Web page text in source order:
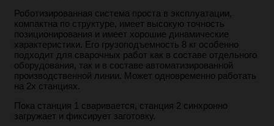
Роботизированная система проста в эксплуатации,
компактна по структуре, имеет высокую точность
позиционирования и имеет хорошие динамические
характеристики. Его грузоподъемность 8 кг особенно
подходит для сварочных работ как в составе отдельного
оборудования, так и в составе автоматизированной
производственной линии. Может одновременно работать
на 2х станциях.
Пока станция 1 сваривается, станция 2 синхронно
загружает и фиксирует заготовку.